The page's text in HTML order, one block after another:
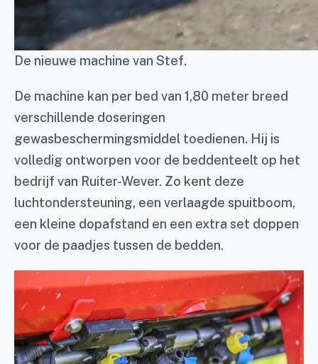
De nieuwe machine van Stef.
De machine kan per bed van 1,80 meter breed
verschillende doseringen
gewasbeschermingsmiddel toedienen. Hij is
volledig ontworpen voor de beddenteelt op het
bedrijf van Ruiter-Wever. Zo kent deze
luchtondersteuning, een verlaagde spuitboom,
een kleine dopafstand en een extra set doppen
voor de paadjes tussen de bedden.